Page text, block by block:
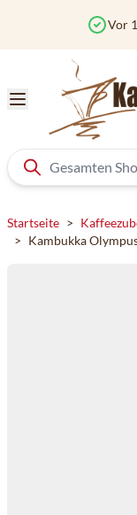
Vor
Startseite >
> Kambukka